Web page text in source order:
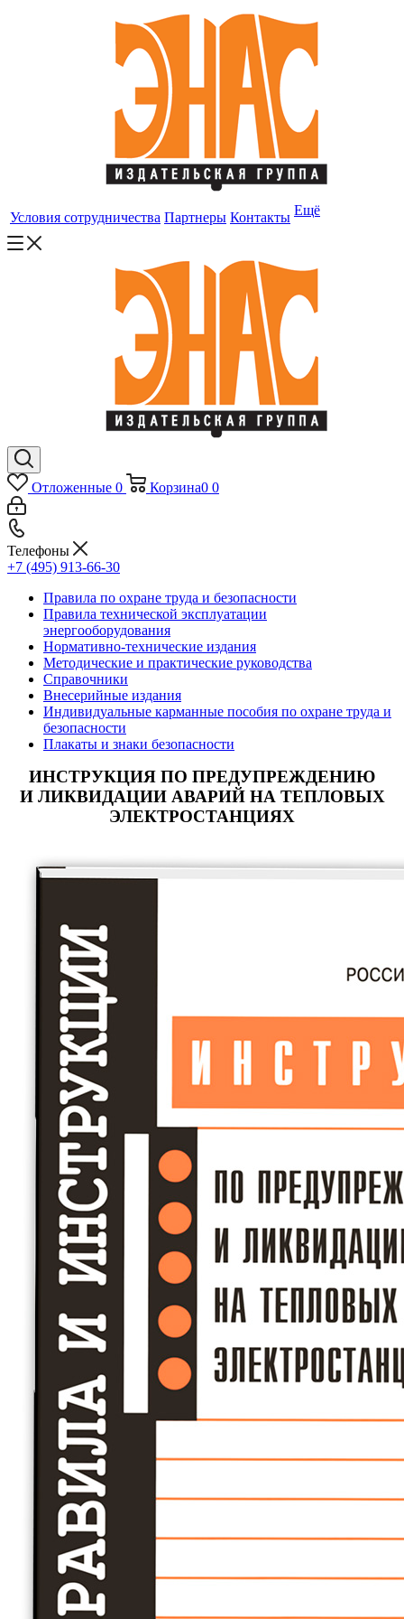
Условия сотрудничества Партнеры Контакты Ещё
Отложенные 0 Корзина0 0
Телефоны
+7 (495) 913-66-30
Правила по охране труда и безопасности
Правила технической эксплуатации
энергооборудования
Нормативно-технические издания
Методические и практические руководства
Справочники
Внесерийные издания
Индивидуальные карманные пособия по охране труда и
безопасности
Плакаты и знаки безопасности
ИНСТРУКЦИЯ ПО ПРЕДУПРЕЖДЕНИЮ
И ЛИКВИДАЦИИ АВАРИЙ НА ТЕПЛОВЫХ
ЭЛЕКТРОСТАНЦИЯХ